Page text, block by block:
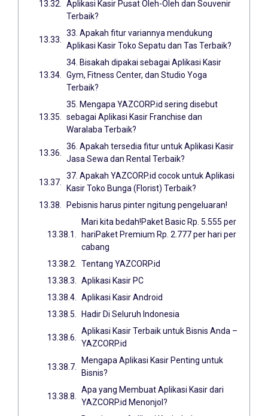
Aplikasi Kasir Pusat Oleh-Oleh dan Souvenir
Terbaik?
33. Apakah fitur variannya mendukung
Aplikasi Kasir Toko Sepatu dan Tas Terbaik?
34. Bisakah dipakai sebagai Aplikasi Kasir
Gym, Fitness Center, dan Studio Yoga
Terbaik?
35. Mengapa YAZCORP.id sering disebut
sebagai Aplikasi Kasir Franchise dan
Waralaba Terbaik?
36. Apakah tersedia fitur untuk Aplikasi Kasir
Jasa Sewa dan Rental Terbaik?
37. Apakah YAZCORP.id cocok untuk Aplikasi
Kasir Toko Bunga (Florist) Terbaik?
Pebisnis harus pinter ngitung pengeluaran!
Mari kita bedah!Paket Basic Rp. 5.555 per
hariPaket Premium Rp. 2.777 per hari per
cabang
Tentang YAZCORP.id
Aplikasi Kasir PC
Aplikasi Kasir Android
Hadir Di Seluruh Indonesia
Aplikasi Kasir Terbaik untuk Bisnis Anda –
YAZCORP.id
Mengapa Aplikasi Kasir Penting untuk
Bisnis?
Apa yang Membuat Aplikasi Kasir dari
YAZCORP.id Menonjol?